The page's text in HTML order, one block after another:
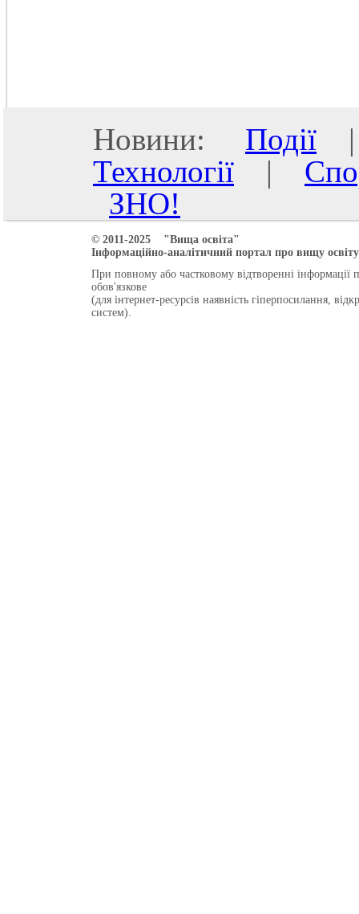
Новини: Події
Технології |
ЗНО!
© 2011-2025 "Вища освіта"
Інформаційно-аналітичний портал про вищу
При повному або частковому відтворенні інформації
обов'язкове
(для інтернет-ресурсів наявність гіперпосилання,
систем).